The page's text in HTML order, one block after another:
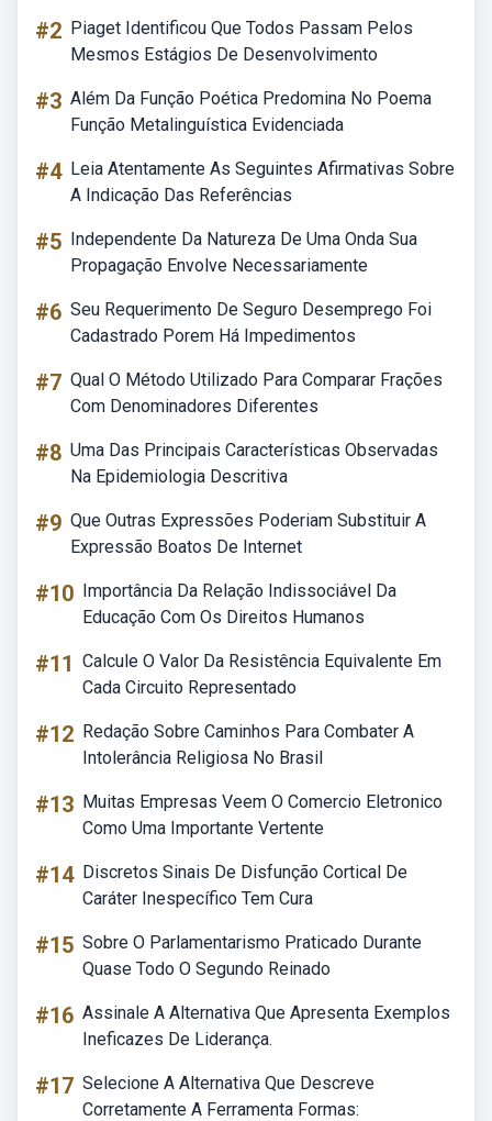
#2 Piaget Identificou Que Todos Passam Pelos
Mesmos Estágios De Desenvolvimento
#3 Além Da Função Poética Predomina No Poema
Função Metalinguística Evidenciada
#4 Leia Atentamente As Seguintes Afirmativas Sobre
A Indicação Das Referências
#5 Independente Da Natureza De Uma Onda Sua
Propagação Envolve Necessariamente
#6 Seu Requerimento De Seguro Desemprego Foi
Cadastrado Porem Há Impedimentos
#7 Qual O Método Utilizado Para Comparar Frações
Com Denominadores Diferentes
#8 Uma Das Principais Características Observadas
Na Epidemiologia Descritiva
#9 Que Outras Expressões Poderiam Substituir A
Expressão Boatos De Internet
#10 Importância Da Relação Indissociável Da
Educação Com Os Direitos Humanos
#11 Calcule O Valor Da Resistência Equivalente Em
Cada Circuito Representado
#12 Redação Sobre Caminhos Para Combater A
Intolerância Religiosa No Brasil
#13 Muitas Empresas Veem O Comercio Eletronico
Como Uma Importante Vertente
#14 Discretos Sinais De Disfunção Cortical De
Caráter Inespecífico Tem Cura
#15 Sobre O Parlamentarismo Praticado Durante
Quase Todo O Segundo Reinado
#16 Assinale A Alternativa Que Apresenta Exemplos
Ineficazes De Liderança.
#17 Selecione A Alternativa Que Descreve
Corretamente A Ferramenta Formas: